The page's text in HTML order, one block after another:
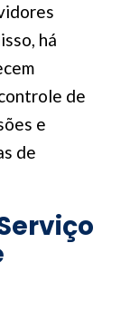
há
de
e
de